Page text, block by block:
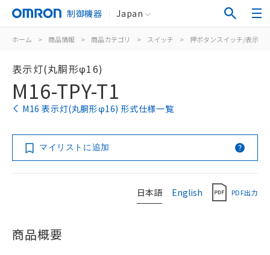
制御機器 Japan
ホーム > 商品情報 > 商品カテゴリ > スイッチ > 押ボタンスイッチ/表示灯
表示灯(丸胴形φ16)
M16-TPY-T1
M16 表示灯(丸胴形φ16) 形式仕様一覧
マイリストに追加
日本語 English PDF出力
商品概要